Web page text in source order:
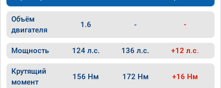
Объём
двигателя
1.6 - -
Мощность 124 л.с. 136 л.с. +12 л.с.
Крутящий
момент
156 Нм 172 Нм +16 Нм